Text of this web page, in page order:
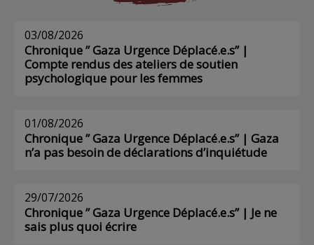
03/08/2026
Chronique ” Gaza Urgence Déplacé.e.s” |
Compte rendus des ateliers de soutien
psychologique pour les femmes
01/08/2026
Chronique ” Gaza Urgence Déplacé.e.s” | Gaza
n’a pas besoin de déclarations d’inquiétude
29/07/2026
Chronique ” Gaza Urgence Déplacé.e.s” | Je ne
sais plus quoi écrire